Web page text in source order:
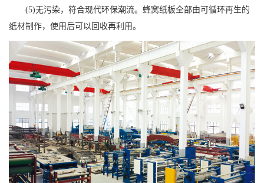
(5)无污染，符合现代环保潮流。蜂窝纸板全部由可循环再生的
纸材制作，使用后可以回收再利用。